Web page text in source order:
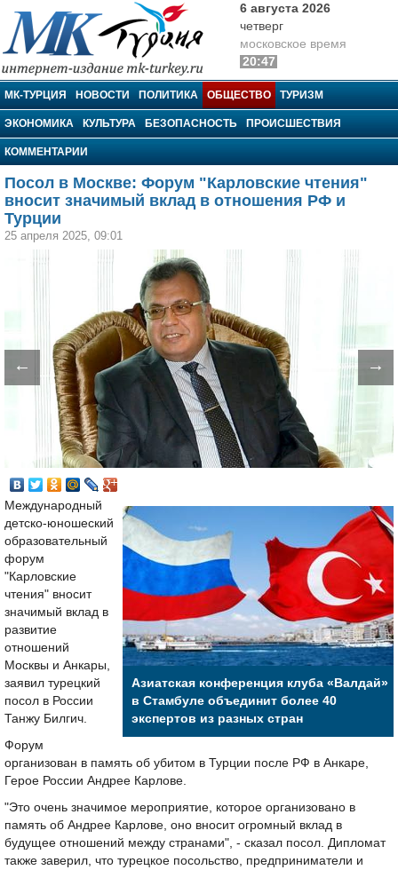
МК-Турция
6 августа 2026
четверг
московское время
20:47
МК-ТУРЦИЯ НОВОСТИ ПОЛИТИКА ОБЩЕСТВО ТУРИЗМ
ЭКОНОМИКА КУЛЬТУРА БЕЗОПАСНОСТЬ ПРОИСШЕСТВИЯ
КОММЕНТАРИИ
Посол в Москве: Форум "Карловские чтения"
вносит значимый вклад в отношения РФ и
Турции
25 апреля 2025, 09:01
← →
Азиатская конференция клуба «Валдай»
в Стамбуле объединит более 40
экспертов из разных стран
Международный
детско-юношеский
образовательный
форум
"Карловские
чтения" вносит
значимый вклад в
развитие
отношений
Москвы и Анкары,
заявил турецкий
посол в России
Танжу Билгич.
Форум
организован в память об убитом в Турции после РФ в Анкаре,
Герое России Андрее Карлове.
"Это очень значимое мероприятие, которое организовано в
память об Андрее Карлове, оно вносит огромный вклад в
будущее отношений между странами", - сказал посол. Дипломат
также заверил, что турецкое посольство, предприниматели и